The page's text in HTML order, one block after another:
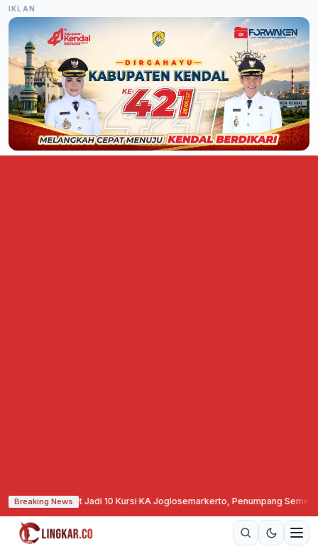
IKLAN
Breaking News
Target Jadi 10 Kursi·KA Joglosemarkerto, Penumpang Semester I 2026